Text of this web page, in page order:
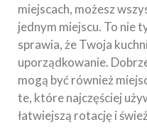
miejscach, możesz
jednym miejscu. To nie
sprawia, że Twoja
uporządkowanie.
mogą być również
te, które najczęściej
łatwiejszą rotację i